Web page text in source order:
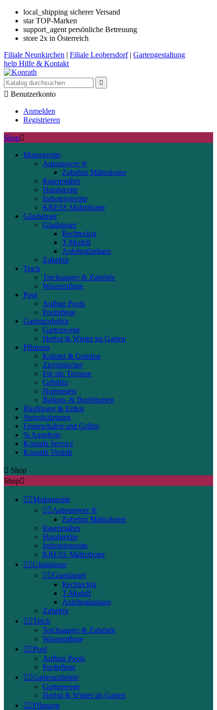
local_shipping sicherer Versand
starTOP-Marken
support_agent persönliche Betreuung
store 2x in Österreich
Filiale Neunkirchen | Filiale Leobersdorf| Gartengestaltung
help Hilfe & Kontakt

 Benutzerkonto
Anmelden
Registrieren
Shop
Motorgeräte
Automower ®
Zubehör Mähroboter
Rasenmäher
Handgeräte
Industriegeräte
KRESS Mähroboter
Glashäuser
Glashäuser
Rechteckig
T-Modell
Anlehnglashaus
Zubehör
Teich
Teichsauger & Zubehör
Wasserpflege
Pool
Aufbau Pools
Poolpflege
Gartenzubehör
Gartenwege
Herbst & Winter im Garten
Pflanzen
Kräuter & Gemüse
Ziersträucher
Für die Terrasse
Gehölze
Hortensien
Balkon- & Beetblumen
Biodünger & Erden
Steinskulpturen
Feuerschalen und Griller
% Angebote
Konrath Service
Konrath Verleih
 Shop
Shop
 Motorgeräte
 Automower ®
Zubehör Mähroboter
Rasenmäher
Handgeräte
Industriegeräte
KRESS Mähroboter
 Glashäuser
 Glashäuser
Rechteckig
T-Modell
Anlehnglashaus
Zubehör
 Teich
Teichsauger & Zubehör
Wasserpflege
 Pool
Aufbau Pools
Poolpflege
 Gartenzubehör
Gartenwege
Herbst & Winter im Garten
 Pflanzen